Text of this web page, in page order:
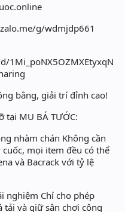
g/wdmjdp661
1Mi_poNX5OZMXEtyxqN
bằng, giải trí đỉnh cao!
MU BÁ TƯỚC:
nhàm chán Không cần
cuốc, mọi item đều có thể
và Bacrack với tỷ lệ
nghiệm Chỉ cho phép
tải và giữ sân chơi công